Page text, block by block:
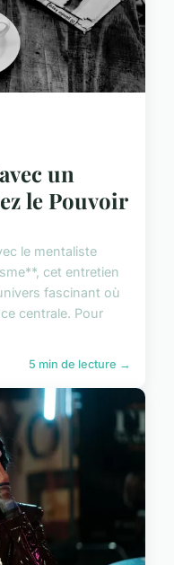
un
le Pouvoir
le mentaliste
cet entretien
fascinant où
centrale. Pour
5 min de lecture →